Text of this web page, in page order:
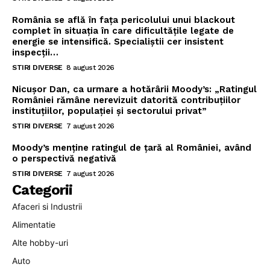
România se află în fața pericolului unui blackout
complet în situația în care dificultățile legate de
energie se intensifică. Specialiștii cer insistent
inspecții…
STIRI DIVERSE 8 august 2026
Nicușor Dan, ca urmare a hotărârii Moody’s: „Ratingul
României rămâne nerevizuit datorită contribuțiilor
instituțiilor, populației și sectorului privat”
STIRI DIVERSE 7 august 2026
Moody’s menține ratingul de țară al României, având
o perspectivă negativă
STIRI DIVERSE 7 august 2026
Categorii
Afaceri si Industrii
Alimentatie
Alte hobby-uri
Auto